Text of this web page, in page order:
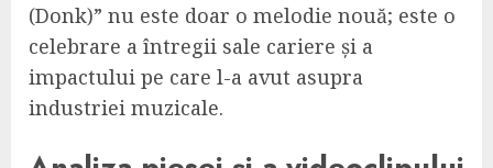
(Donk)” nu este doar o melodie nouă; este o
celebrare a întregii sale cariere și a
impactului pe care l-a avut asupra
industriei muzicale.